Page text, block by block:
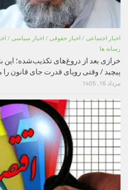
اخبار اجتماعی / اخبار حقوقی / اخبار سیاسی /
رسانه ها
خرازی بعد از دروغ‌های تکذیب‌شده؛ این
پیچید / وقتی رویای قدرت جای قانون را
مرداد 16, 1405